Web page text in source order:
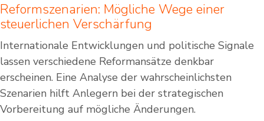
Reformszenarien: Mögliche Wege einer
steuerlichen Verschärfung
Internationale Entwicklungen und politische Signale
lassen verschiedene Reformansätze denkbar
erscheinen. Eine Analyse der wahrscheinlichsten
Szenarien hilft Anlegern bei der strategischen
Vorbereitung auf mögliche Änderungen.